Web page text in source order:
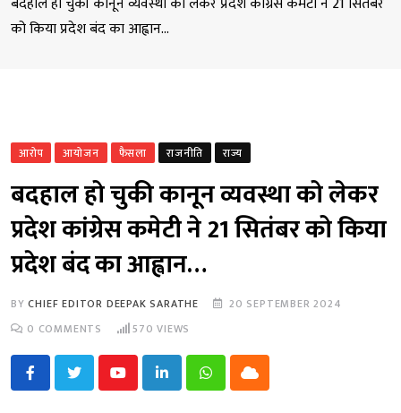
को किया प्रदेश बंद का आह्वान…
आरोप आयोजन फैसला राजनीति राज्य
बदहाल हो चुकी कानून व्यवस्था को लेकर
प्रदेश कांग्रेस कमेटी ने 21 सितंबर को किया
प्रदेश बंद का आह्वान…
BYCHIEF EDITOR DEEPAK SARATHE
20 SEPTEMBER 2024
0 COMMENTS 570 VIEWS
YoutubeLinkedInWhatsappCloud